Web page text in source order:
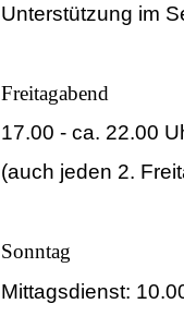
Unterstützung im
Freitagabend
17.00 - ca. 22.00
(auch jeden 2.
Sonntag
Mittagsdienst: